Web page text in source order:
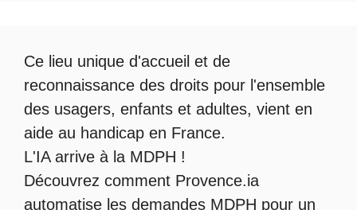
Ce lieu unique d'accueil et de
reconnaissance des droits pour l'ensemble
des usagers, enfants et adultes, vient en
aide au handicap en France.
L'IA arrive à la MDPH !
Découvrez comment Provence.ia
automatise les demandes MDPH pour un